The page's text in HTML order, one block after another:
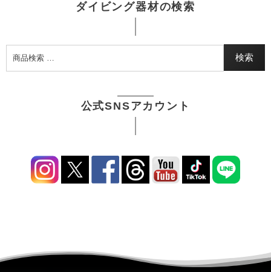
ダイビング器材の検索
検索
公式SNSアカウント